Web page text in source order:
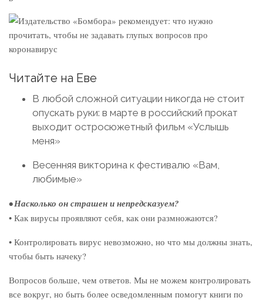
Читайте на Еве
В любой сложной ситуации никогда не стоит
опускать руки: в марте в российский прокат
выходит остросюжетный фильм «Услышь
меня»
Весенняя викторина к фестивалю «Вам,
любимые»
• Насколько он страшен и непредсказуем?
• Как вирусы проявляют себя, как они размножаются?
• Контролировать вирус невозможно, но что мы должны знать,
чтобы быть начеку?
Вопросов больше, чем ответов. Мы не можем контролировать
все вокруг, но быть более осведомленным помогут книги по